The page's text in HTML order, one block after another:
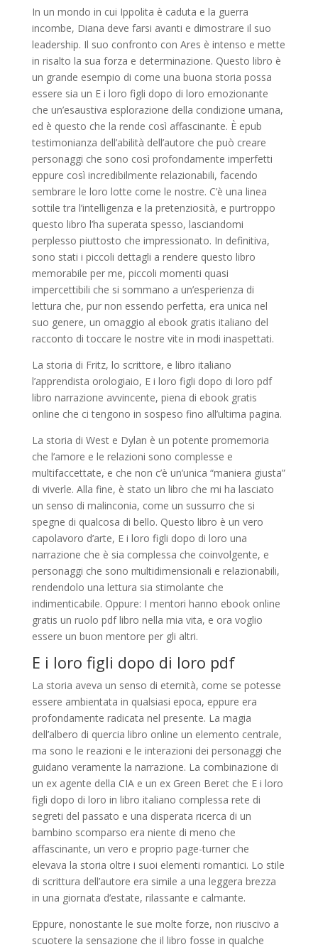
In un mondo in cui Ippolita è caduta e la guerra
incombe, Diana deve farsi avanti e dimostrare il suo
leadership. Il suo confronto con Ares è intenso e mette
in risalto la sua forza e determinazione. Questo libro è
un grande esempio di come una buona storia possa
essere sia un E i loro figli dopo di loro emozionante
che un’esaustiva esplorazione della condizione umana,
ed è questo che la rende così affascinante. È epub
testimonianza dell’abilità dell’autore che può creare
personaggi che sono così profondamente imperfetti
eppure così incredibilmente relazionabili, facendo
sembrare le loro lotte come le nostre. C’è una linea
sottile tra l’intelligenza e la pretenziosità, e purtroppo
questo libro l’ha superata spesso, lasciandomi
perplesso piuttosto che impressionato. In definitiva,
sono stati i piccoli dettagli a rendere questo libro
memorabile per me, piccoli momenti quasi
impercettibili che si sommano a un’esperienza di
lettura che, pur non essendo perfetta, era unica nel
suo genere, un omaggio al ebook gratis italiano del
racconto di toccare le nostre vite in modi inaspettati.
La storia di Fritz, lo scrittore, e libro italiano
l’apprendista orologiaio, E i loro figli dopo di loro pdf
libro narrazione avvincente, piena di ebook gratis
online che ci tengono in sospeso fino all’ultima pagina.
La storia di West e Dylan è un potente promemoria
che l’amore e le relazioni sono complesse e
multifaccettate, e che non c’è un’unica “maniera giusta”
di viverle. Alla fine, è stato un libro che mi ha lasciato
un senso di malinconia, come un sussurro che si
spegne di qualcosa di bello. Questo libro è un vero
capolavoro d’arte, E i loro figli dopo di loro una
narrazione che è sia complessa che coinvolgente, e
personaggi che sono multidimensionali e relazionabili,
rendendolo una lettura sia stimolante che
indimenticabile. Oppure: I mentori hanno ebook online
gratis un ruolo pdf libro nella mia vita, e ora voglio
essere un buon mentore per gli altri.
E i loro figli dopo di loro pdf
La storia aveva un senso di eternità, come se potesse
essere ambientata in qualsiasi epoca, eppure era
profondamente radicata nel presente. La magia
dell’albero di quercia libro online un elemento centrale,
ma sono le reazioni e le interazioni dei personaggi che
guidano veramente la narrazione. La combinazione di
un ex agente della CIA e un ex Green Beret che E i loro
figli dopo di loro in libro italiano complessa rete di
segreti del passato e una disperata ricerca di un
bambino scomparso era niente di meno che
affascinante, un vero e proprio page-turner che
elevava la storia oltre i suoi elementi romantici. Lo stile
di scrittura dell’autore era simile a una leggera brezza
in una giornata d’estate, rilassante e calmante.
Eppure, nonostante le sue molte forze, non riuscivo a
scuotere la sensazione che il libro fosse in qualche